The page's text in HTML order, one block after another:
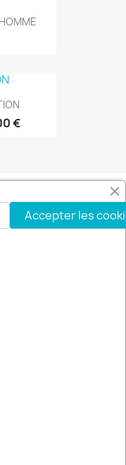
€
Accepter les